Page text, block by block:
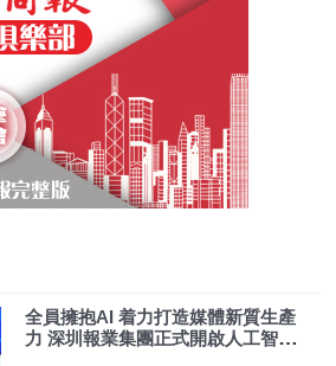
全員擁抱AI 着力打造媒體新質生產
力 深圳報業集團正式開啟人工智能